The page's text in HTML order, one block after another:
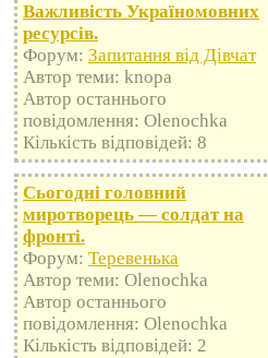
Важливість Україномовних
ресурсів.
Форум: Запитання від Дівчат
Автор теми: knopa
Автор останнього
повідомлення: Olenochka
Кількість відповідей: 8
Сьогодні головний
миротворець — солдат на
фронті.
Форум: Теревенька
Автор теми: Olenochka
Автор останнього
повідомлення: Olenochka
Кількість відповідей: 2